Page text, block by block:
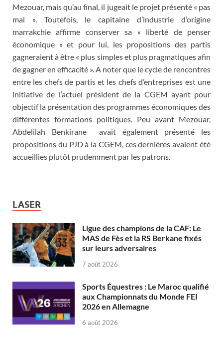
Mezouar, mais qu’au final, il jugeait le projet présenté « pas
mal ». Toutefois, le capitaine d’industrie d’origine
marrakchie affirme conserver sa « liberté de penser
économique » et pour lui, les propositions des partis
gagneraient à être « plus simples et plus pragmatiques afin
de gagner en efficacité ». A noter que le cycle de rencontres
entre les chefs de partis et les chefs d’entreprises est une
initiative de l’actuel président de la CGEM ayant pour
objectif la présentation des programmes économiques des
différentes formations politiques. Peu avant Mezouar,
Abdelilah Benkirane avait également présenté les
propositions du PJD à la CGEM, ces dernières avaient été
accueillies plutôt prudemment par les patrons.
LASER
Ligue des champions de la CAF: Le
MAS de Fès et la RS Berkane fixés
sur leurs adversaires
7 août 2026
Sports Équestres : Le Maroc qualifié
aux Championnats du Monde FEI
2026 en Allemagne
6 août 2026